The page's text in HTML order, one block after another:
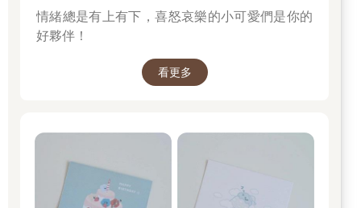
情緒總是有上有下，喜怒哀樂的小可愛們是你的
好夥伴！
看更多